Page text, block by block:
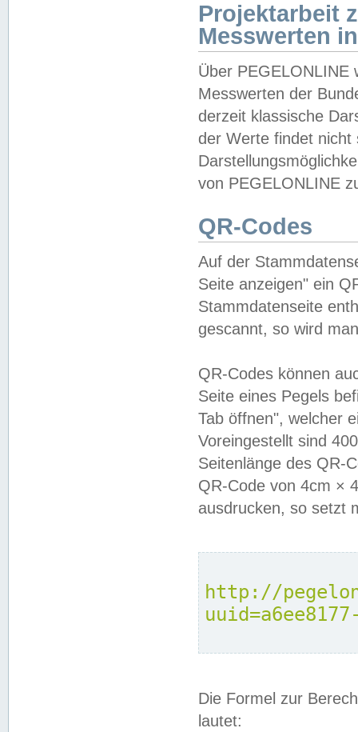
Projektarbeit
Messwerten
Über PEGELONLINE
Messwerten der
derzeit klassische
der Werte findet
von PEGELONLINE
QR-Codes
Auf der
Seite anzeigen" ein
Stammdatenseite
gescannt, so wird
QR-Codes können
Seite eines Pegels
Tab öffnen", welcher
Voreingestellt sind
Seitenlänge des QR-
QR-Code von 4cm ×
ausdrucken, so setzt
http://
Die Formel zur
lautet: